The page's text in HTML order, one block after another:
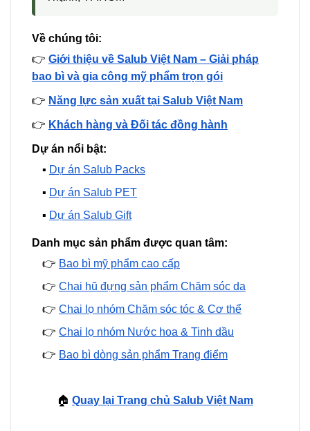
Về chúng tôi:
👉 Giới thiệu về Salub Việt Nam – Giải pháp
bao bì và gia công mỹ phẩm trọn gói
👉 Năng lực sản xuất tại Salub Việt Nam
👉 Khách hàng và Đối tác đồng hành
Dự án nổi bật:
▪️ Dự án Salub Packs
▪️ Dự án Salub PET
▪️ Dự án Salub Gift
Danh mục sản phẩm được quan tâm:
👉 Bao bì mỹ phẩm cao cấp
👉 Chai hũ đựng sản phẩm Chăm sóc da
👉 Chai lọ nhóm Chăm sóc tóc & Cơ thể
👉 Chai lọ nhóm Nước hoa & Tinh dầu
👉 Bao bì dòng sản phẩm Trang điểm
🏠 Quay lại Trang chủ Salub Việt Nam